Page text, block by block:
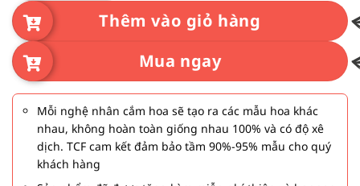
Thêm vào giỏ hàng
Mua ngay
Mỗi nghệ nhân cắm hoa sẽ tạo ra các mẫu hoa khác
nhau, không hoàn toàn giống nhau 100% và có độ xê
dịch. TCF cam kết đảm bảo tầm 90%-95% mẫu cho quý
khách hàng